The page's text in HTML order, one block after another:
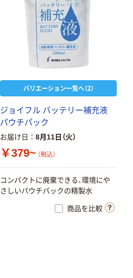
バリエーション一覧へ（2）
ジョイフル バッテリー補充液
パウチパック
お届け日 8月11日（火）
￥379~ （税込）
コンパクトに廃棄できる、環境にや
さしいパウチパックの精製水
商品を比較